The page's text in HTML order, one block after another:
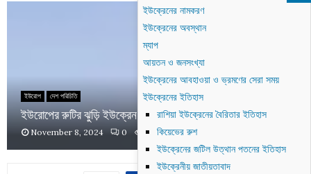
ইউরোপ দেশ পরিচিতি
ইউরোপের রুটির ঝুড়ি ইউক্রেন
November 8, 2024 0 788
ইউক্রেনের নামকরণ
ইউক্রেনের অবস্থান
ম্যাপ
আয়তন ও জনসংখ্যা
ইউক্রেনের আবহাওয়া ও ভ্রমণের সেরা সময়
ইউক্রেনের ইতিহাস
রাশিয়া ইউক্রেনের বৈরিতার ইতিহাস
কিয়েভের রুশ
ইউক্রেনের জটিল উত্থান পতনের ইতিহাস
ইউক্রেনীয় জাতীয়তাবাদ